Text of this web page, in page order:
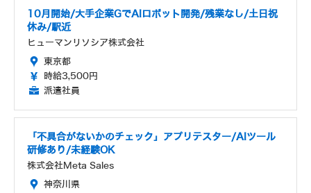
10月開始/大手企業GでAIロボット開発/残業なし/土日祝
休み/駅近
ヒューマンリソシア株式会社
東京都
時給3,500円
派遣社員
「不具合がないかのチェック」アプリテスター/AIツール
研修あり/未経験OK
株式会社Meta Sales
神奈川県